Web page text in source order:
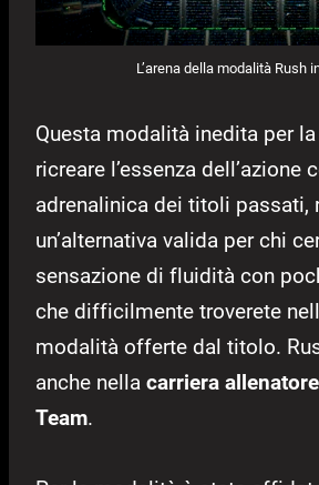
L’arena della modalità Rush
Questa modalità inedita per
ricreare l’essenza dell’azione
adrenalinica dei titoli passati,
un’alternativa valida per chi
sensazione di fluidità con
che difficilmente troverete
modalità offerte dal titolo.
anche nella carriera allenatore
Team.